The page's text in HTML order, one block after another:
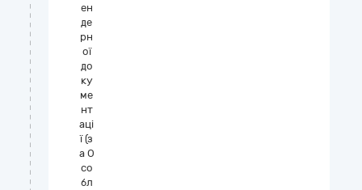
ен
де
рн
ої
до
ку
ме
нт
аці
ї (з
а О
со
бл